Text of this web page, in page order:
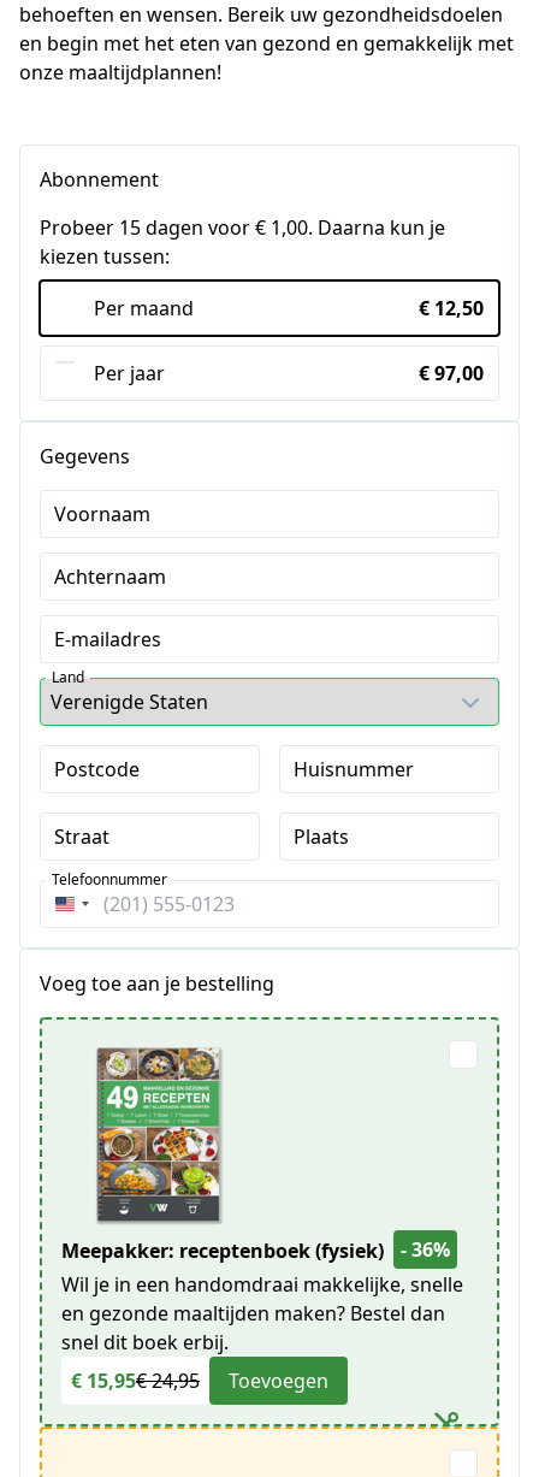
behoeften en wensen. Bereik uw gezondheidsdoelen
en begin met het eten van gezond en gemakkelijk met
onze maaltijdplannen!
Abonnement
Probeer 15 dagen voor € 1,00. Daarna kun je
kiezen tussen:
Per maand
€ 12,50
Per jaar € 97,00
Gegevens
Voornaam
Achternaam
E-mailadres
Land
Postcode Huisnummer
Straat Plaats
Verenigde
Telefoonnummer
Voeg toe aan je bestelling
Meepakker: receptenboek (fysiek)
- 36%
Wil je in een handomdraai makkelijke, snelle
en gezonde maaltijden maken? Bestel dan
snel dit boek erbij.
€ 15,95€ 24,95 Toevoegen